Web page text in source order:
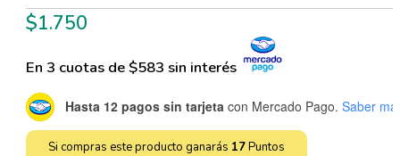
$1.750
En 3 cuotas de $583 sin interés
Hasta 12 pagos sin tarjeta con Mercado Pago. Saber
Si compras este producto ganarás 17Puntos